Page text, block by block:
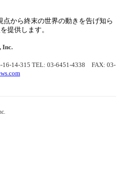
点から終末の世界の動きを告げ知ら
提供します。
Inc.
14-315 TEL: 03-6451-4338 FAX: 03-